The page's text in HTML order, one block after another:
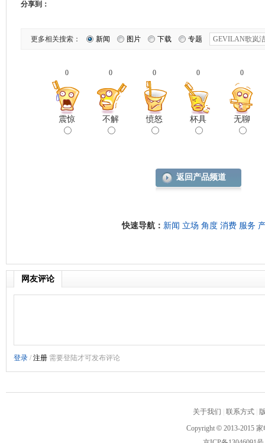
分享到：
更多相关搜索： 新闻 图片 下载 专题
0
震惊
0
不解
0
愤怒
0
杯具
0
无聊
返回产品频道
快速导航： 新闻 立场 角度 消费 服务
网友评论
关于我们 联系方式
Copyright © 2013-2015